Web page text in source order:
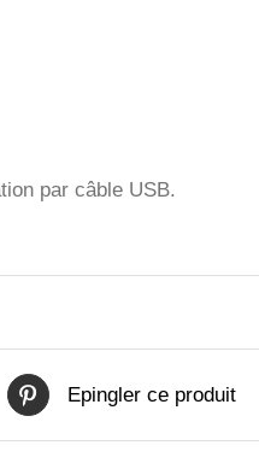
par câble USB.
Epingler ce produit